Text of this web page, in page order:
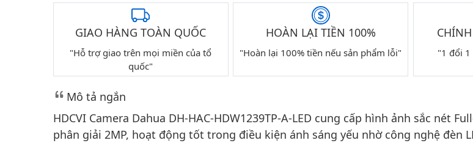
GIAO HÀNG TOÀN QUỐC
"Hỗ trợ giao trên mọi miền của tổ
quốc"
HOÀN LẠI TIỀN 100%
"Hoàn lại 100% tiền nếu sản phẩm lỗi" "1 đổi
Mô tả ngắn
HDCVI Camera Dahua DH-HAC-HDW1239TP-A-LED cung cấp hình ảnh sắc nét
phân giải 2MP, hoạt động tốt trong điều kiện ánh sáng yếu nhờ công nghệ đèn